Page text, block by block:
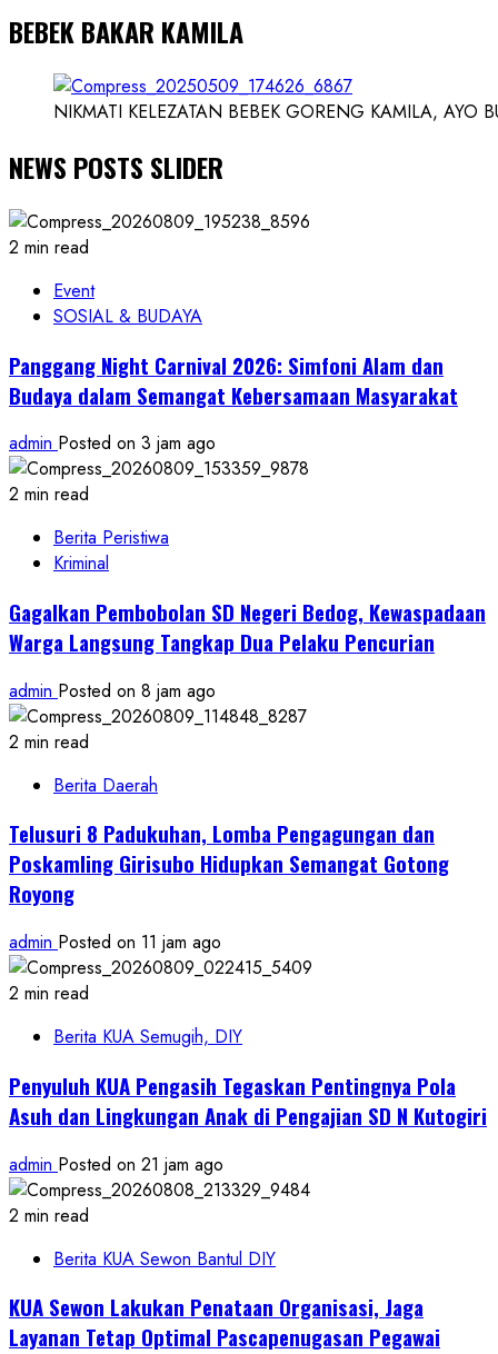
BEBEK BAKAR KAMILA
NIKMATI KELEZATAN BEBEK GORENG KAMILA, AYO
NEWS POSTS SLIDER
2 min read
Event
SOSIAL & BUDAYA
Panggang Night Carnival 2026: Simfoni Alam dan
Budaya dalam Semangat Kebersamaan Masyarakat
admin Posted on 3 jam ago
2 min read
Berita Peristiwa
Kriminal
Gagalkan Pembobolan SD Negeri Bedog, Kewaspadaan
Warga Langsung Tangkap Dua Pelaku Pencurian
admin Posted on 8 jam ago
2 min read
Berita Daerah
Telusuri 8 Padukuhan, Lomba Pengagungan dan
Poskamling Girisubo Hidupkan Semangat Gotong
Royong
admin Posted on 11 jam ago
2 min read
Berita KUA Semugih, DIY
Penyuluh KUA Pengasih Tegaskan Pentingnya Pola
Asuh dan Lingkungan Anak di Pengajian SD N Kutogiri
admin Posted on 21 jam ago
2 min read
Berita KUA Sewon Bantul DIY
KUA Sewon Lakukan Penataan Organisasi, Jaga
Layanan Tetap Optimal Pascapenugasan Pegawai